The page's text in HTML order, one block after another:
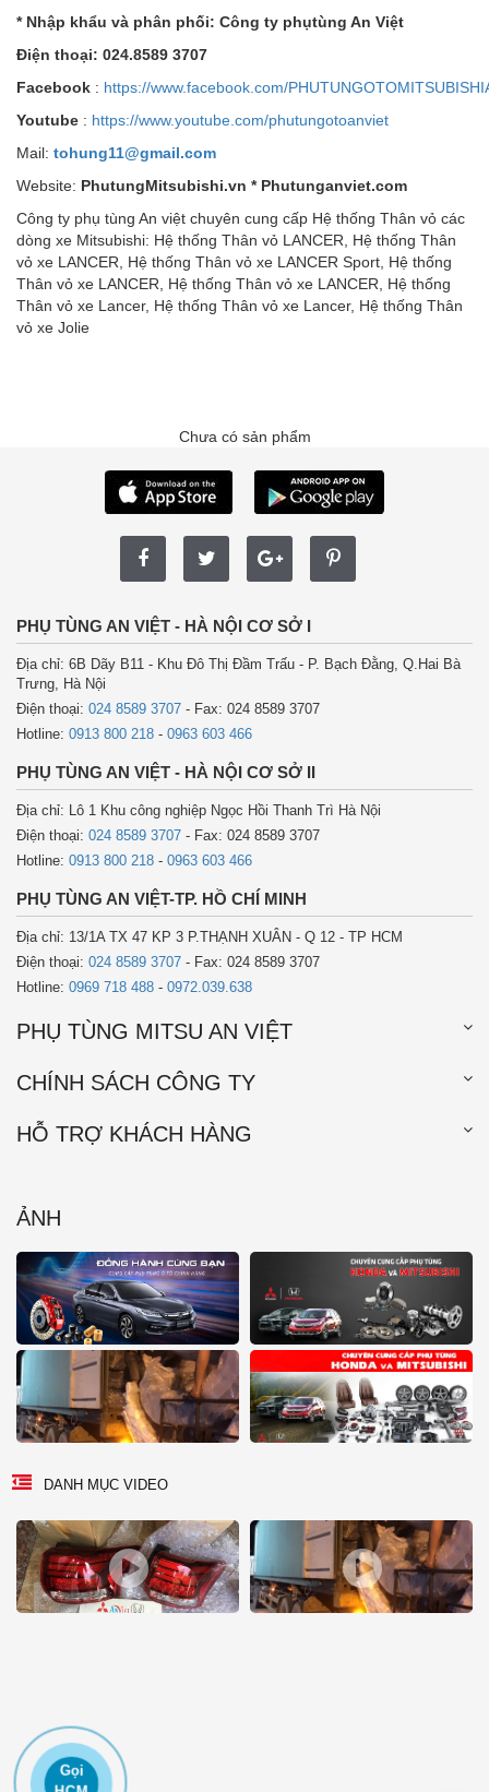
* Nhập khẩu và phân phối: Công ty phụtùng An Việt
Điện thoại: 024.8589 3707
Facebook : https://www.facebook.com/
Youtube : https://www.youtube.com/phutungotoanviet
Mail: tohung11@gmail.com
Website: PhutungMitsubishi.vn * Phutunganviet.com
Công ty phụ tùng An việt chuyên cung cấp Hệ thống Thân vỏ các
dòng xe Mitsubishi: Hệ thống Thân vỏ LANCER, Hệ thống Thân
vỏ xe LANCER, Hệ thống Thân vỏ xe LANCER Sport, Hệ thống
Thân vỏ xe LANCER, Hệ thống Thân vỏ xe LANCER, Hệ thống
Thân vỏ xe Lancer, Hệ thống Thân vỏ xe Lancer, Hệ thống Thân
vỏ xe Jolie
Chưa có sản phẩm
Gọi
PHỤ TÙNG AN VIỆT - HÀ NỘI CƠ SỞ I
Địa chỉ: 6B Dãy B11 - Khu Đô Thị Đầm Trấu - P. Bạch Đằng, Q.Hai Bà
Trưng, Hà Nội
Điện thoại: 024 8589 3707 - Fax: 024 8589 3707
Hotline: 0913 800 218 - 0963 603 466
PHỤ TÙNG AN VIỆT - HÀ NỘI CƠ SỞ II
Địa chỉ: Lô 1 Khu công nghiệp Ngọc Hồi Thanh Trì Hà Nội
Điện thoại: 024 8589 3707 - Fax: 024 8589 3707
Hotline: 0913 800 218 - 0963 603 466
PHỤ TÙNG AN VIỆT-TP. HỒ CHÍ MINH
Địa chỉ: 13/1A TX 47 KP 3 P.THẠNH XUÂN - Q 12 - TP HCM
Điện thoại: 024 8589 3707 - Fax: 024 8589 3707
Hotline: 0969 718 488 - 0972.039.638
PHỤ TÙNG MITSU AN VIỆT
CHÍNH SÁCH CÔNG TY
HỖ TRỢ KHÁCH HÀNG
ẢNH
DANH MỤC VIDEO